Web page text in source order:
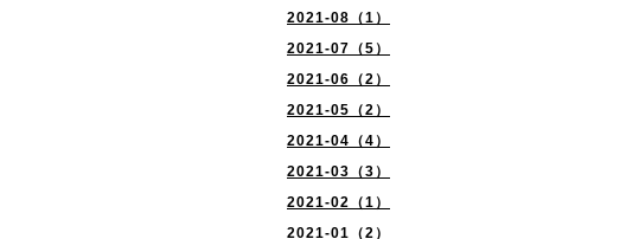
2021-08（1）
2021-07（5）
2021-06（2）
2021-05（2）
2021-04（4）
2021-03（3）
2021-02（1）
2021-01（2）